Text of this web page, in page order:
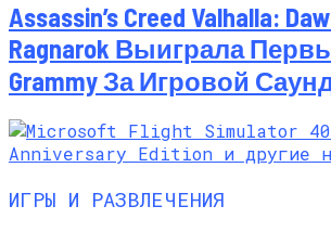
Assassin’s Creed Valhalla:
Ragnarok Выиграла
Grammy За Игровой
ИГРЫ И РАЗВЛЕЧЕНИЯ